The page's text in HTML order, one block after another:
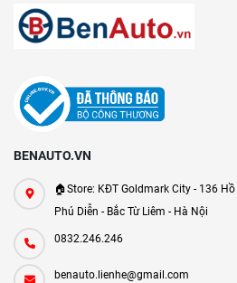
BENAUTO.VN
🏠Store: KĐT Goldmark City - 136
Phú Diễn - Bắc Từ Liêm - Hà Nội
0832.246.246
benauto.lienhe@gmail.com